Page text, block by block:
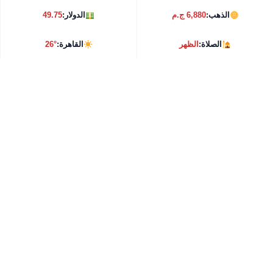
الذهب:6,880 ج.م الدولار:49.75
الصلاة:الظهر القاهرة:26°